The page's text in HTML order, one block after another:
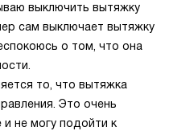
выключить вытяжку
сам выключает вытяжку
о том, что она
то, что вытяжка
Это очень
и не могу подойти к